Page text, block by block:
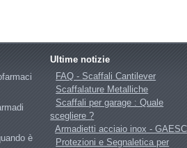
è
Ultime notizie
FAQ - Scaffali Cantilever
Scaffalature Metalliche
Scaffali per garage : Quale
scegliere ?
Armadietti acciaio inox -
Protezioni e Segnaletica per